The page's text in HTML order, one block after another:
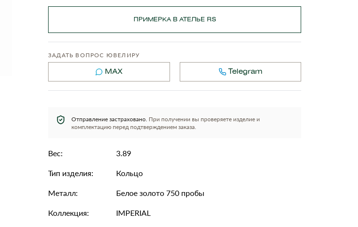
ПРИМЕРКА В АТЕЛЬЕ RS
ЗАДАТЬ ВОПРОС ЮВЕЛИРУ
MAX Telegram
Отправление застраховано. При получении вы проверяете изделие и
комплектацию перед подтверждением заказа.
Вес:
3.89
Тип изделия:
Кольцо
Металл:
Белое золото 750 пробы
Коллекция:
IMPERIAL